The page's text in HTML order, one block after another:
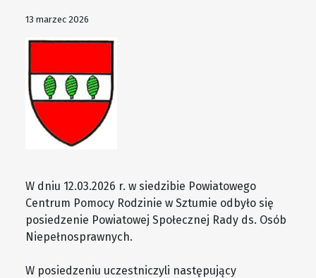
13 marzec 2026
W dniu 12.03.2026 r. w siedzibie Powiatowego
Centrum Pomocy Rodzinie w Sztumie odbyło się
posiedzenie Powiatowej Społecznej Rady ds. Osób
Niepełnosprawnych.
W posiedzeniu uczestniczyli następujący